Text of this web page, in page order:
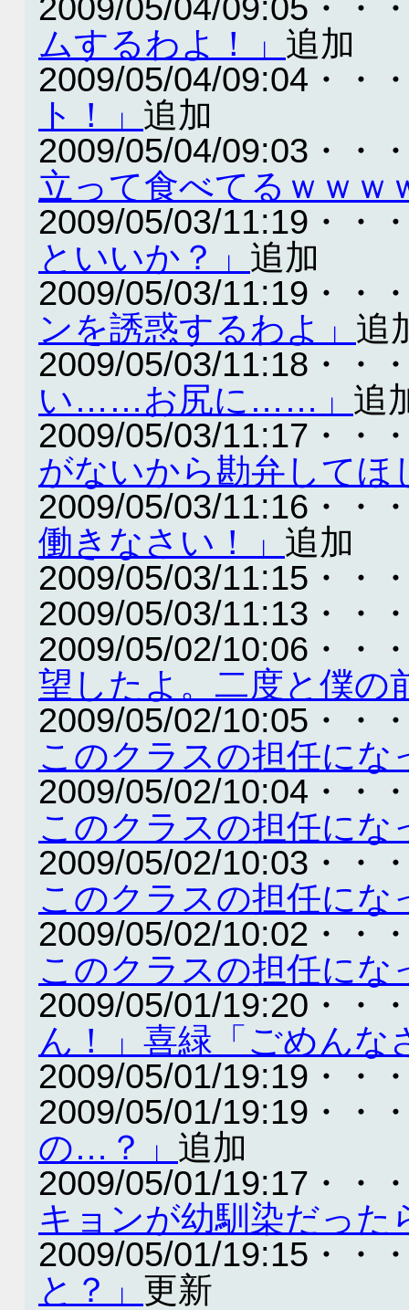
2009/05/04/09:05・・
ムするわよ！」 追加
2009/05/04/09:04・・
ト！」 追加
2009/05/04/09:03・・
立って食べてるｗｗｗ
2009/05/03/11:19・・
といいか？」 追加
2009/05/03/11:19・・
ンを誘惑するわよ」 追
2009/05/03/11:18・・
い……お尻に……」 追
2009/05/03/11:17・・
がないから勘弁してほ
2009/05/03/11:16・・
働きなさい！」 追加
2009/05/03/11:15・・
2009/05/03/11:13・・
2009/05/02/10:06・・
望したよ。二度と僕の
2009/05/02/10:05・・
このクラスの担任にな
2009/05/02/10:04・・
このクラスの担任にな
2009/05/02/10:03・・
このクラスの担任にな
2009/05/02/10:02・・
このクラスの担任にな
2009/05/01/19:20・・
ん！」喜緑「ごめんな
2009/05/01/19:19・・
2009/05/01/19:19・・
の…？」 追加
2009/05/01/19:17・・
キョンが幼馴染だった
2009/05/01/19:15・・
と？」 更新